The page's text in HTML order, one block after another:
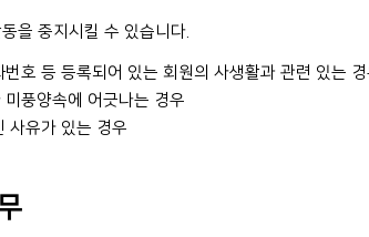
을 중지시킬 수 있습니다.
호 등 등록되어 있는 회원의 사생활과 관련 있는 경
풍양속에 어긋나는 경우
사유가 있는 경우